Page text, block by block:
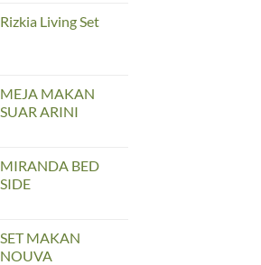
Rizkia Living Set
MEJA MAKAN
SUAR ARINI
MIRANDA BED
SIDE
SET MAKAN
NOUVA